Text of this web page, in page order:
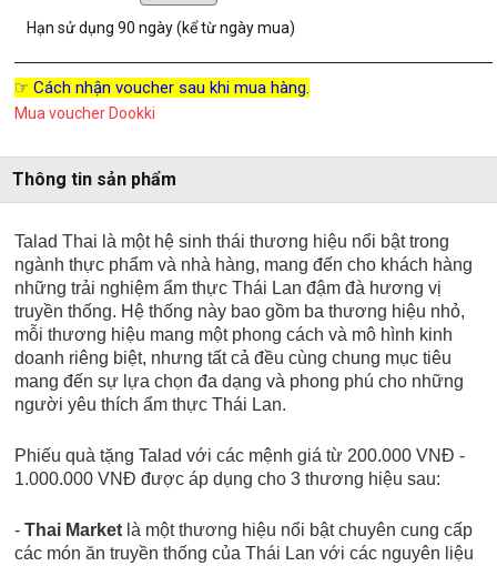
Hạn sử dụng90 ngày (kể từ ngày mua)
☞ Cách nhận voucher sau khi mua hàng.
Mua voucher Dookki
Thông tin sản phẩm
Talad Thai là một hệ sinh thái thương hiệu nổi bật trong
ngành thực phẩm và nhà hàng, mang đến cho khách hàng
những trải nghiệm ẩm thực Thái Lan đậm đà hương vị
truyền thống. Hệ thống này bao gồm ba thương hiệu nhỏ,
mỗi thương hiệu mang một phong cách và mô hình kinh
doanh riêng biệt, nhưng tất cả đều cùng chung mục tiêu
mang đến sự lựa chọn đa dạng và phong phú cho những
người yêu thích ẩm thực Thái Lan.
Phiếu quà tặng Talad với các mệnh giá từ 200.000 VNĐ -
1.000.000 VNĐ được áp dụng cho 3 thương hiệu sau:
-Thai Market là một thương hiệu nổi bật chuyên cung cấp
các món ăn truyền thống của Thái Lan với các nguyên liệu